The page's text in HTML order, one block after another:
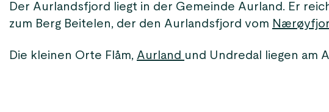
Der Aurlandsfjord liegt in der Gemeinde Aurland. Er
zum Berg Beitelen, der den Aurlandsfjord vom
Die kleinen Orte Flåm, Aurland und Undredal liegen am